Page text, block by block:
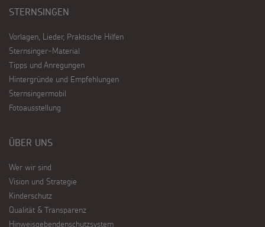
STERNSINGEN
Vorlagen, Lieder, Praktische Hilfen
Sternsinger-Material
Tipps und Anregungen
Hintergründe und Empfehlungen
Sternsingermobil
Fotoausstellung
ÜBER UNS
Wer wir sind
Vision und Strategie
Kinderschutz
Qualität & Transparenz
Hinweisgebendenschutzsystem